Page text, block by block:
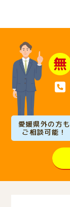
無
愛媛県外の方も
ご相談可能！